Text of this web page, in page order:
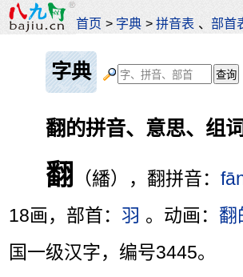
首页 > 字典 >拼音表 、部首
字典
翻的拼音、意思、组词
翻 （繙），翻拼音：
18画，部首： 羽 。动画： 翻
国一级汉字，编号3445。